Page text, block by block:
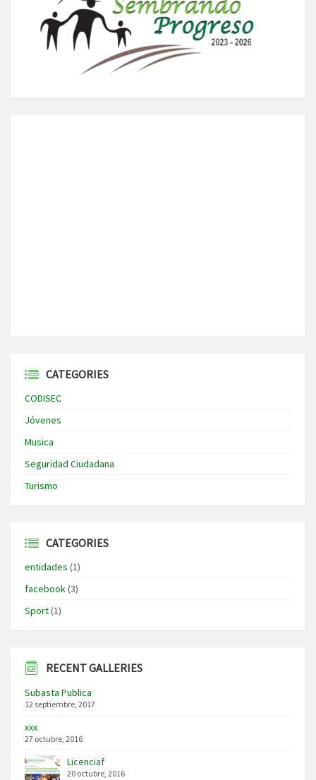
CATEGORIES
CODISEC
Jóvenes
Musica
Seguridad Ciudadana
Turismo
CATEGORIES
entidades (1)
facebook(3)
Sport(1)
RECENT GALLERIES
Subasta Publica
12 septiembre, 2017
xxx
27 octubre, 2016
Licenciaf
20 octubre, 2016